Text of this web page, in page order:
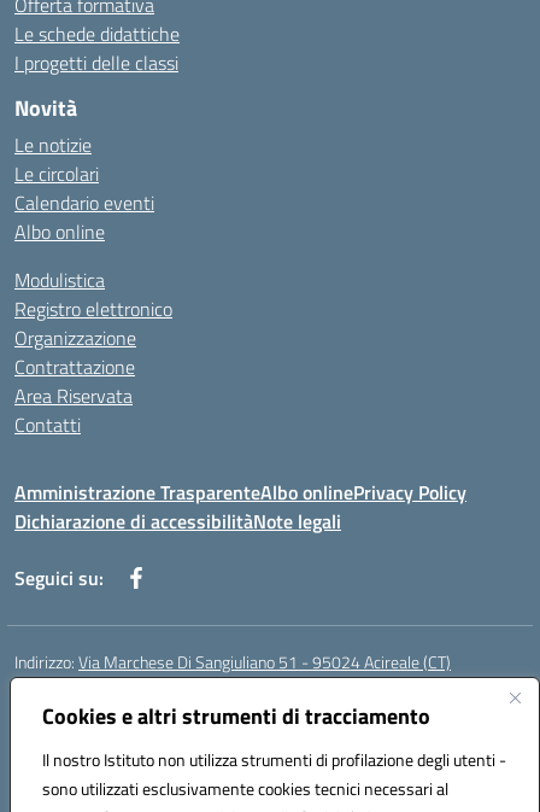
Cookies e altri strumenti di tracciamento
Il nostro Istituto non utilizza strumenti di profilazione degli utenti -
sono utilizzati esclusivamente cookies tecnici necessari al
Le schede didattiche
I progetti delle classi
Novità
Le notizie
Le circolari
Calendario eventi
Albo online
Modulistica
Registro elettronico
Organizzazione
Contrattazione
Area Riservata
Contatti
Amministrazione TrasparenteAlbo onlinePrivacy Policy
Dichiarazione di accessibilitàNote legali
Seguici su:
Indirizzo:Via Marchese Di Sangiuliano 51 - 95024 Acireale (CT)
Centralino:
Posta elettronica certificata (PEC):ctic8at00b@pec.istruzione.it
Codice fiscale: 81001970870
Codice meccanografico:CTIC8AT00B